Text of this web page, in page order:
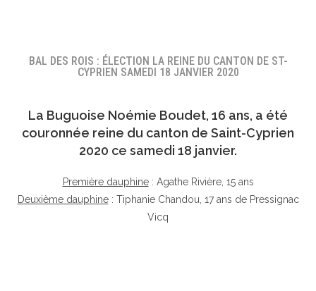
BAL DES ROIS : ÉLECTION LA REINE DU CANTON DE ST-
CYPRIEN SAMEDI 18 JANVIER 2020
La Buguoise Noémie Boudet, 16 ans, a été
couronnée reine du canton de Saint-Cyprien
2020 ce samedi 18 janvier.
Première dauphine: Agathe Rivière, 15 ans
Deuxième dauphine: Tiphanie Chandou, 17 ans de Pressignac
Vicq